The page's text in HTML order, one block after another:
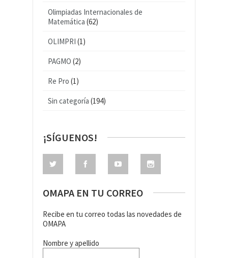
Olimpiadas Internacionales de
Matemática (62)
OLIMPRI (1)
PAGMO (2)
Re Pro (1)
Sin categoría (194)
¡SÍGUENOS!
OMAPA EN TU CORREO
Recibe en tu correo todas las novedades de
OMAPA
Nombre y apellido